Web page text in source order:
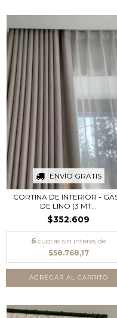
ENVÍO GRATIS
CORTINA DE INTERIOR -
DE LINO (3 MT...
$352.609
6 cuotas sin interés de
$58.768,17